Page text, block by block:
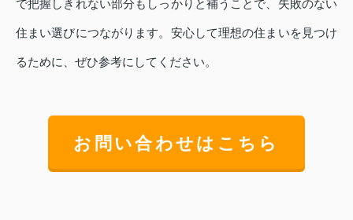
で把握しきれない部分もしっかりと補うことで、失敗のない
住まい選びにつながります。安心して理想の住まいを見つけ
るために、ぜひ参考にしてください。
お問い合わせはこちら